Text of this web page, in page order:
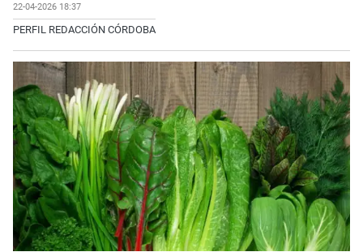
22-04-2026 18:37
PERFIL REDACCIÓN CÓRDOBA